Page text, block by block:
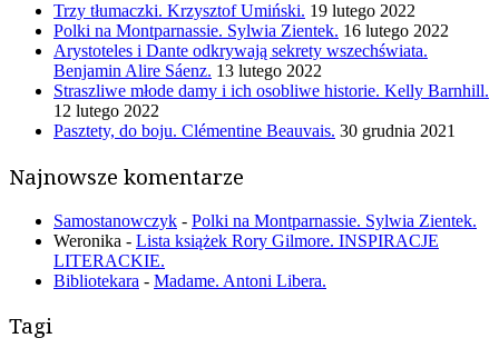
Trzy tłumaczki. Krzysztof Umiński. 19 lutego 2022
Polki na Montparnassie. Sylwia Zientek. 16 lutego 2022
Arystoteles i Dante odkrywają sekrety wszechświata.
Benjamin Alire Sáenz. 13 lutego 2022
Straszliwe młode damy i ich osobliwe historie. Kelly Barnhill.
12 lutego 2022
Pasztety, do boju. Clémentine Beauvais. 30 grudnia 2021
Najnowsze komentarze
Samostanowczyk - Polki na Montparnassie. Sylwia Zientek.
Weronika - Lista książek Rory Gilmore. INSPIRACJE
LITERACKIE.
Bibliotekara - Madame. Antoni Libera.
Tagi